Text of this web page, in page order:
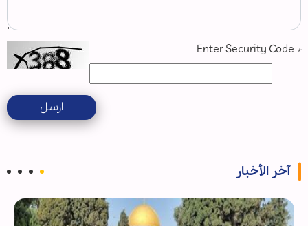
*
ارسل
آخر الأخبار